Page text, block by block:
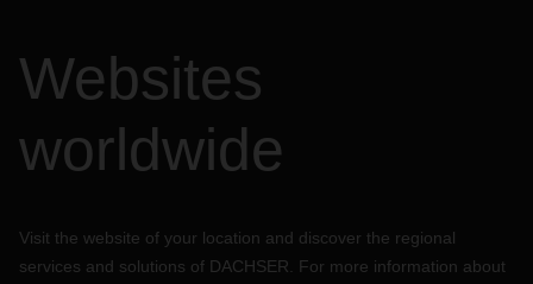
Websites
worldwide
Visit the website of your location and discover the regional
services and solutions of DACHSER. For more information about